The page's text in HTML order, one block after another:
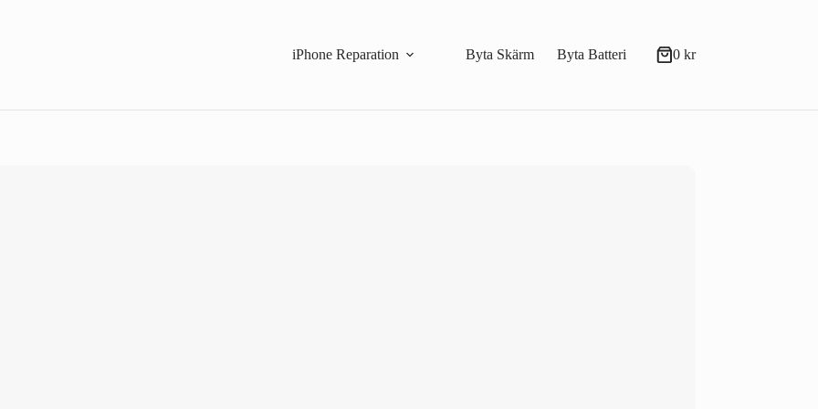
iPhone Reparation
Byta Skärm Byta Batteri Varukorg
0 kr